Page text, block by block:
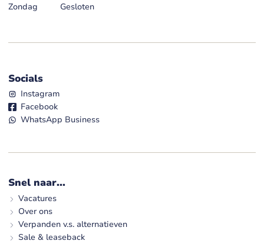
Zondag
Gesloten
Socials
Instagram
Facebook
WhatsApp Business
Snel naar...
Vacatures
Over ons
Verpanden v.s. alternatieven
Sale & leaseback